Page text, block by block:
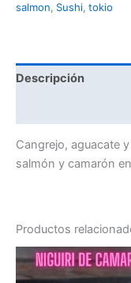
salmon, Sushi, tokio
Descripción
Cangrejo, aguacate
salmón y camarón
Productos